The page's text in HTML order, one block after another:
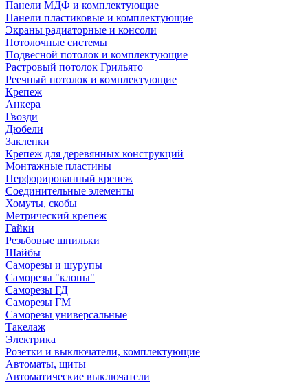
Панели МДФ и комплектующие
Панели пластиковые и комплектующие
Экраны радиаторные и консоли
Потолочные системы
Подвесной потолок и комплектующие
Растровый потолок Грильято
Реечный потолок и комплектующие
Крепеж
Анкера
Гвозди
Дюбели
Заклепки
Крепеж для деревянных конструкций
Монтажные пластины
Перфорированный крепеж
Соединительные элементы
Хомуты, скобы
Метрический крепеж
Гайки
Резьбовые шпильки
Шайбы
Саморезы и шурупы
Саморезы "клопы"
Саморезы ГД
Саморезы ГМ
Саморезы универсальные
Такелаж
Электрика
Розетки и выключатели, комплектующие
Автоматы, щиты
Автоматические выключатели